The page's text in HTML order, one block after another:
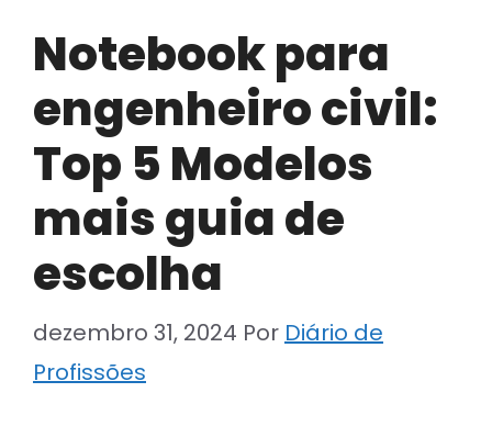
Notebook para
engenheiro civil:
Top 5 Modelos
mais guia de
escolha
dezembro 31, 2024 Por Diário de
Profissões